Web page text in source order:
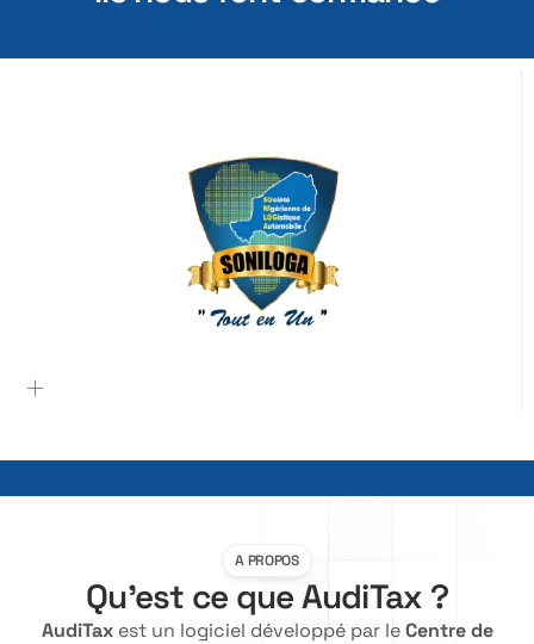
A PROPOS
Qu'est ce que AudiTax ?
AudiTaxest un logiciel développé par leCentre de